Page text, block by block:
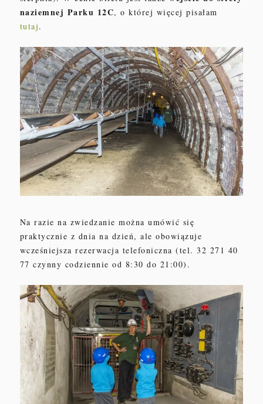
naziemnej Parku 12C,o której więcej pisałam
tutaj.
Na razie na zwiedzanie można umówić się
praktycznie z dnia na dzień, aleobowiązuje
wcześniejsza rezerwacja telefoniczna (tel.32 271 40
77 czynny codziennie od 8:30 do 21:00).